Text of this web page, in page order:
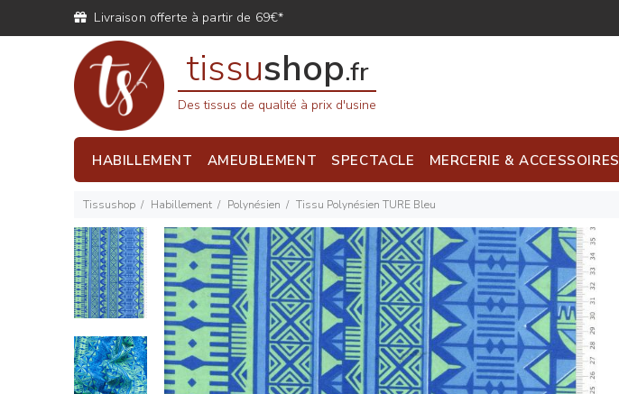
Livraison offerte à partir de 69€*
tissushop.fr
Des tissus de qualité à prix d'usine
HABILLEMENT AMEUBLEMENT SPECTACLE MERCERIE & ACCESSOIRES
Tissushop Habillement Polynésien Tissu Polynésien TURE Bleu